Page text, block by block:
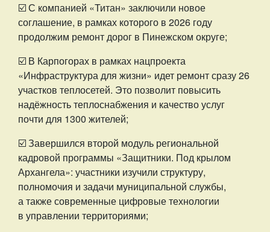
☑️ С компанией «Титан» заключили новое
соглашение, в рамках которого в 2026 году
продолжим ремонт дорог в Пинежском округе;
☑️ В Карпогорах в рамках нацпроекта
«Инфраструктура для жизни» идет ремонт сразу 26
участков теплосетей. Это позволит повысить
надёжность теплоснабжения и качество услуг
почти для 1300 жителей;
☑️ Завершился второй модуль региональной
кадровой программы «Защитники. Под крылом
Архангела»: участники изучили структуру,
полномочия и задачи муниципальной службы,
а также современные цифровые технологии
в управлении территориями;